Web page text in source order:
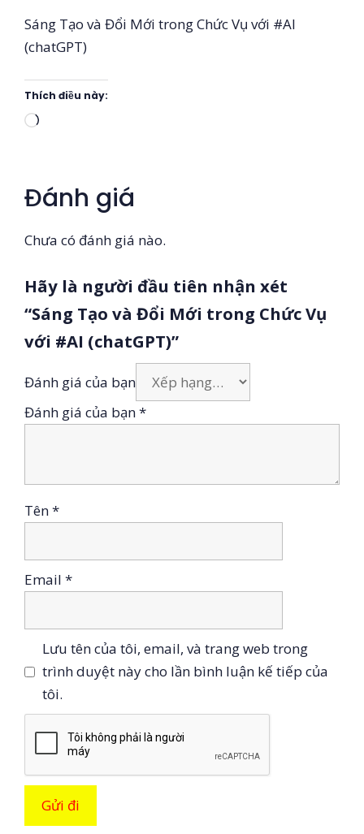
Sáng Tạo và Đổi Mới trong Chức Vụ với #AI
(chatGPT)
Thích điều này:
Đang
Đánh giá
Chưa có đánh giá nào.
Hãy là người đầu tiên nhận xét
“Sáng Tạo và Đổi Mới trong Chức Vụ
với #AI (chatGPT)”
Đánh giá của bạn
Đánh giá của bạn*
Tên*
Email *
Lưu tên của tôi, email, và trang web trong
trình duyệt này cho lần bình luận kế tiếp của
tôi.